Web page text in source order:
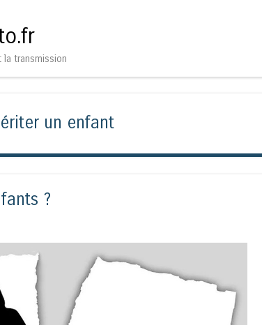
transmission
un enfant
?